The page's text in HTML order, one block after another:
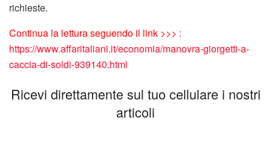
richieste.
Continua la lettura seguendo il link >>> :
https://www.affaritaliani.it/economia/manovra-giorgetti-a-
caccia-di-soldi-939140.html
Ricevi direttamente sul tuo cellulare i nostri
articoli